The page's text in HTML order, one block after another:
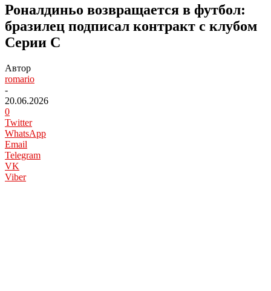
Роналдиньо возвращается в футбол:
бразилец подписал контракт с клубом
Серии C
Автор
romario
-
20.06.2026
0
Twitter
WhatsApp
Email
Telegram
VK
Viber